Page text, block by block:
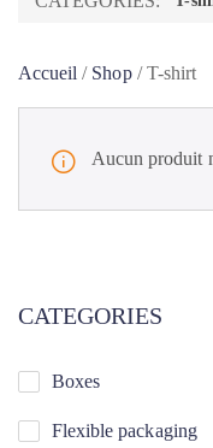
CATEGORIES
Boxes
Flexible packaging
Accueil / Shop/T-shirt
Aucun produit